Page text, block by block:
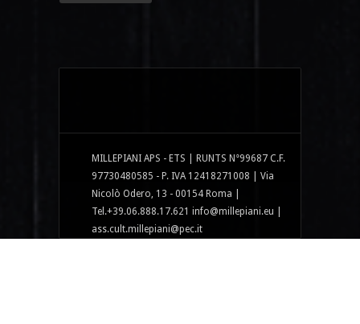
MILLEPIANI APS - ETS | RUNTS N°99687 C.F.
97730480585 - P. IVA 12418271008 | Via
Nicolò Odero, 13 - 00154 Roma |
Tel.+39.06.888.17.621 info@millepiani.eu |
ass.cult.millepiani@pec.it